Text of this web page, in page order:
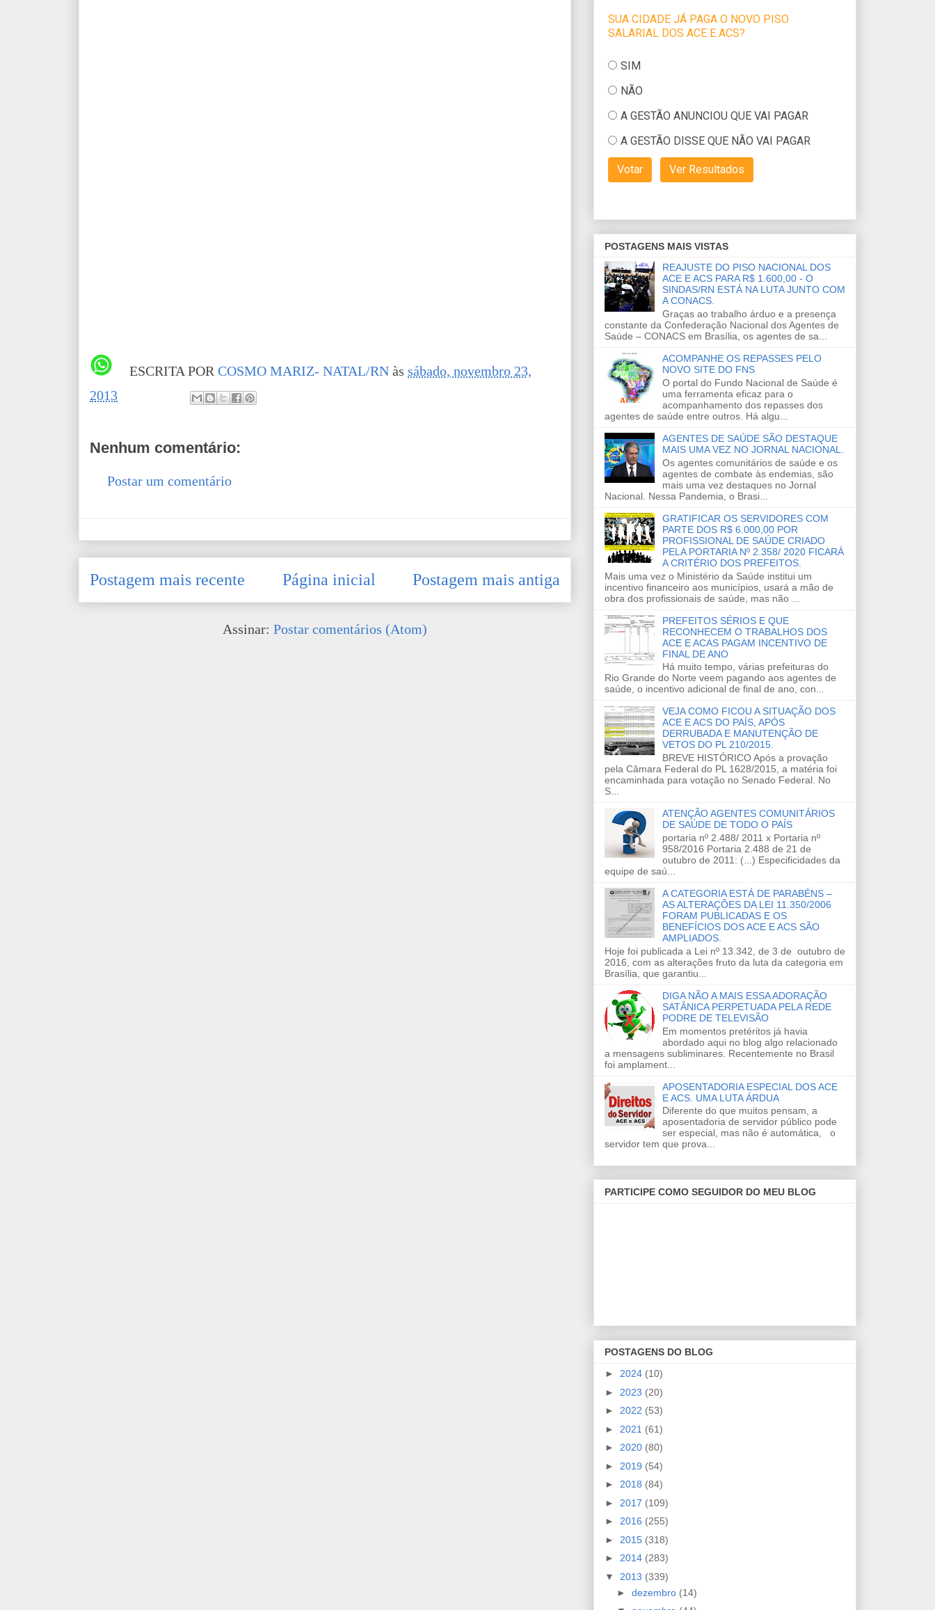
ESCRITA POR COSMO MARIZ- NATAL/RN às sábado, novembro 23,
2013
Nenhum comentário:
Postar um comentário
Postagem mais recente Postagem mais antiga
Página inicial
Assinar: Postar comentários (Atom)
POSTAGENS MAIS VISTAS
REAJUSTE DO PISO NACIONAL DOS
ACE E ACS PARA R$ 1.600,00 - O
SINDAS/RN ESTÁ NA LUTA JUNTO COM
A CONACS.
Graças ao trabalho árduo e a presença
constante da Confederação Nacional dos Agentes de
Saúde – CONACS em Brasília, os agentes de sa...
ACOMPANHE OS REPASSES PELO
NOVO SITE DO FNS
O portal do Fundo Nacional de Saúde é
uma ferramenta eficaz para o
acompanhamento dos repasses dos
agentes de saúde entre outros. Há algu...
AGENTES DE SAÚDE SÃO DESTAQUE
MAIS UMA VEZ NO JORNAL NACIONAL.
Os agentes comunitários de saúde e os
agentes de combate às endemias, são
mais uma vez destaques no Jornal
Nacional. Nessa Pandemia, o Brasi...
GRATIFICAR OS SERVIDORES COM
PARTE DOS R$ 6.000,00 POR
PROFISSIONAL DE SAÚDE CRIADO
PELA PORTARIA Nº 2.358/ 2020 FICARÁ
A CRITÉRIO DOS PREFEITOS.
Mais uma vez o Ministério da Saúde institui um
incentivo financeiro aos municípios, usará a mão de
obra dos profissionais de saúde, mas não ...
PREFEITOS SÉRIOS E QUE
RECONHECEM O TRABALHOS DOS
ACE E ACAS PAGAM INCENTIVO DE
FINAL DE ANO
Há muito tempo, várias prefeituras do
Rio Grande do Norte veem pagando aos agentes de
saúde, o incentivo adicional de final de ano, con...
VEJA COMO FICOU A SITUAÇÃO DOS
ACE E ACS DO PAÍS, APÓS
DERRUBADA E MANUTENÇÃO DE
VETOS DO PL 210/2015.
BREVE HISTÓRICO Após a provação
pela Câmara Federal do PL 1628/2015, a matéria foi
encaminhada para votação no Senado Federal. No
S...
ATENÇÃO AGENTES COMUNITÁRIOS
DE SAÚDE DE TODO O PAÍS
portaria nº 2.488/ 2011 x Portaria nº
958/2016 Portaria 2.488 de 21 de
outubro de 2011: (...) Especificidades da
equipe de saú...
A CATEGORIA ESTÁ DE PARABÉNS –
AS ALTERAÇÕES DA LEI 11.350/2006
FORAM PUBLICADAS E OS
BENEFÍCIOS DOS ACE E ACS SÃO
AMPLIADOS.
Hoje foi publicada a Lei nº 13.342, de 3 de outubro de
2016, com as alterações fruto da luta da categoria em
Brasília, que garantiu...
DIGA NÃO A MAIS ESSA ADORAÇÃO
SATÂNICA PERPETUADA PELA REDE
PODRE DE TELEVISÃO
Em momentos pretéritos já havia
abordado aqui no blog algo relacionado
a mensagens subliminares. Recentemente no Brasil
foi amplament...
APOSENTADORIA ESPECIAL DOS ACE
E ACS. UMA LUTA ÁRDUA
Diferente do que muitos pensam, a
aposentadoria de servidor público pode
ser especial, mas não é automática, o
servidor tem que prova...
PARTICIPE COMO SEGUIDOR DO MEU BLOG
POSTAGENS DO BLOG
► 2024 (10)
► 2023 (20)
► 2022 (53)
► 2021 (61)
► 2020 (80)
► 2019 (54)
► 2018 (84)
► 2017 (109)
► 2016 (255)
► 2015 (318)
► 2014 (283)
▼ 2013 (339)
► dezembro (14)